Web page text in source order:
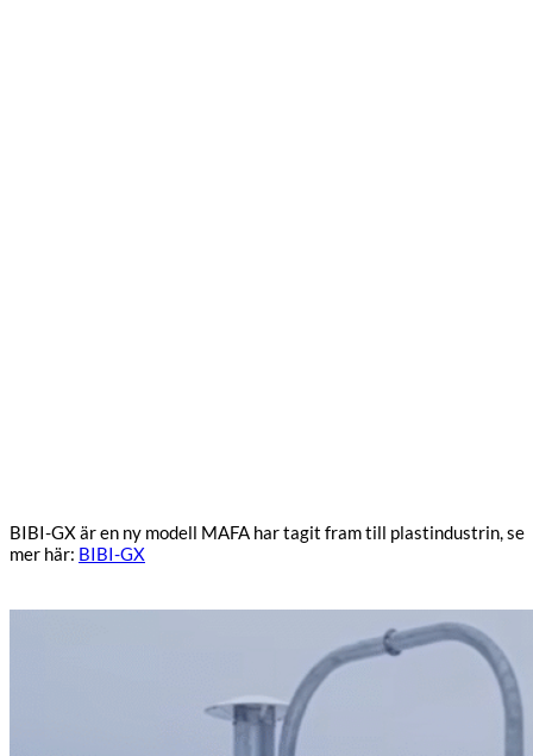
BIBI-GX är en ny modell MAFA har tagit fram till plastindustrin, se
mer här: BIBI-GX